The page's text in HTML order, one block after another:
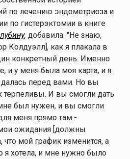
по лечению эндометриоза и
по гистерэктомии в книге
, добавила: "Не знаю,
Колдуэлл], как я плакала в
конкретный день. Именно
и у меня была моя карта, и я
перед вами. Но вы
терпеливы. И вы смогли дать
был нужен, и вы смогли
меня прямо там -
ожидания [должны
что мой график изменится, а
я хотела, и мне нужно было